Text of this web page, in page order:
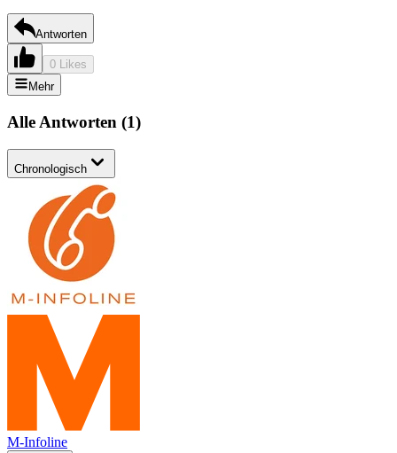
Antworten
0 Likes
Mehr
Alle Antworten (1)
Chronologisch
M-Infoline